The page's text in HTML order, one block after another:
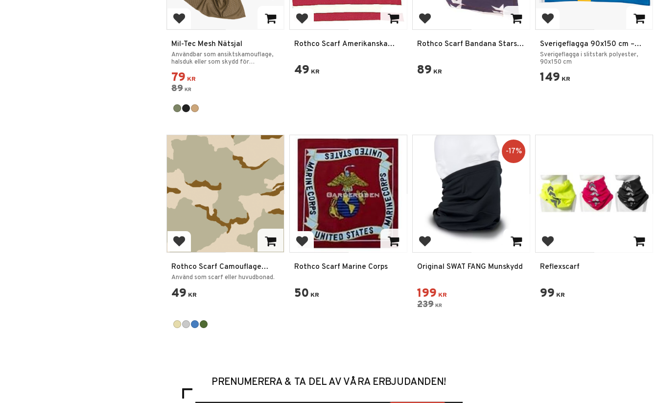
Lägg till i favoriter
Mil-Tec Mesh Nätsjal
Användbar som ansiktskamouflage,
halsduk eller som skydd för
79 KR
89 KR
Lägg till i favoriter
Rothco Scarf Amerikanska
49 KR
Lägg till i favoriter
Rothco Scarf Bandana Stars &
89 KR
Lägg till i favoriter
Sverigeflagga 90x150 cm –
100% Polyester
Sverigeflagga i slitstark polyester,
90x150 cm
149 KR
Lägg till i favoriter
Rothco Scarf Camouflage
Bandana 550mm
Använd som scarf eller huvudbonad.
49 KR
Lägg till i favoriter
Rothco Scarf Marine Corps
50 KR
Lägg till i favoriter
Original SWAT FANG Munskydd
199 KR
239 KR
17%
Lägg till i favoriter
Reflexscarf
99 KR
PRENUMERERA & TA DEL AV VÅRA ERBJUDANDEN!